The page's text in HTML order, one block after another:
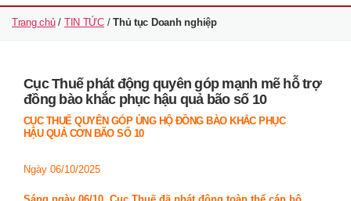
FACO
Việt
Trang chủ/ TIN TỨC/Thủ tục Doanh nghiệp
Cục Thuế phát động quyên góp mạnh mẽ hỗ trợ
đồng bào khắc phục hậu quả bão số 10
CỤC THUẾ QUYÊN GÓP ỦNG HỘ ĐỒNG BÀO KHẮC PHỤC
HẬU QUẢ CƠN BÃO SỐ 10
Ngày 06/10/2025
Phân
trang
bài
viết